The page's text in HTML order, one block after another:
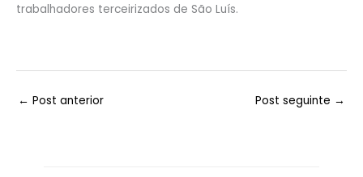
trabalhadores terceirizados de São Luís.
← Post anterior Post seguinte →